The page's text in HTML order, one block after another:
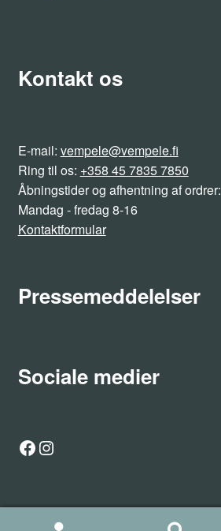
Kontakt os
E-mail: vempele@vempele.fi
Ring til os: +358 45 7835 7850
Åbningstider og afhentning af ordrer:
Mandag - fredag 8-16
Kontaktformular
Pressemeddelelser
Sociale medier
Facebook
Instagram